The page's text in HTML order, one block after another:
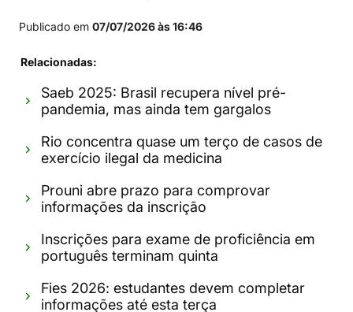
Publicado em 07/07/2026 às 16:46
Relacionadas:
Saeb 2025: Brasil recupera nível pré-
pandemia, mas ainda tem gargalos
Rio concentra quase um terço de casos de
exercício ilegal da medicina
Prouni abre prazo para comprovar
informações da inscrição
Inscrições para exame de proficiência em
português terminam quinta
Fies 2026: estudantes devem completar
informações até esta terça